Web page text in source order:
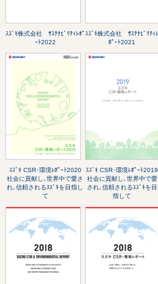
ｽｽﾞｷ株式会社 ｻｽﾃﾅﾋﾞﾘﾃｨﾚﾎﾟ
ｰﾄ2022
ｽｽﾞｷ株式会社 ｻｽﾃﾅﾋﾞﾘﾃｨ
ﾎﾟｰﾄ2021
ｽｽﾞｷ CSR･環境ﾚﾎﾟｰﾄ2020
社会に貢献し､世界中で愛さ
れ､信頼されるｽｽﾞｷを目指し
て
ｽｽﾞｷ CSR･環境ﾚﾎﾟｰﾄ2019
社会に貢献し､世界中で愛
され､信頼されるｽｽﾞｷを目
指して